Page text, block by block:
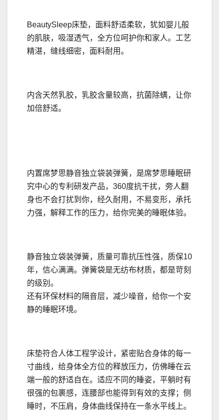
BeautySleep床垫，面料舒适柔软，犹如婴儿般
的肌肤，吸湿透气，全方位呵护你和家人。工艺
精湛，缝线细密，面料耐用。
内含天然乳胶，乳胶含量较高，抗菌除螨，让你
加倍舒适。
内置席梦思静音独立袋装弹簧，是席梦思睡眠研
究中心的专利研发产品，360度抗干扰，旁人翻
身也不会打扰到你，经久耐用，不易变形，承托
力强，解释工作的压力，给你完美的睡眠体验。
静音独立袋装弹簧，质量可靠抗压性强，质保10
年，信心满满。弹簧袋是无纺布材质，都是苛刻
的级别。
还有环保材料的隔音层，减少噪音，给你一个安
静的睡眠环境。
床垫符合人体工程学设计，紧密贴合身体的每一
寸曲线，给身体全方位的释放压力，仿佛睡在云
端一般的舒适自在。适应不同的睡姿，平躺时有
很强的包裹感，连腰部也能得到有效的支撑；侧
睡时，不压肩，身体曲线保持在一条水平线上。